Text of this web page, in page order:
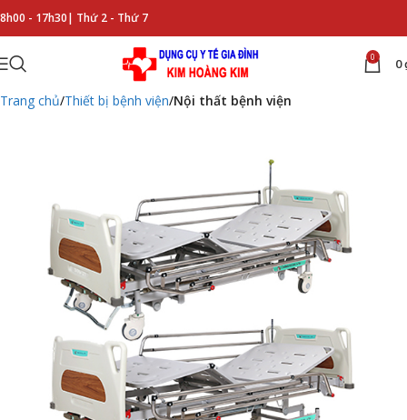
8h00 - 17h30| Thứ 2 - Thứ 7
0 0
Trang chủ Thiết bị bệnh viện Nội thất bệnh viện